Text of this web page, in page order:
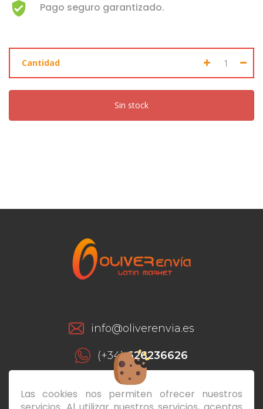
Pago seguro garantizado.
Cantidad
Sin stock
info@oliverenvia.es
(+34)626236626
(+34)928293649
Las cookies nos permiten ofrecer nuestros